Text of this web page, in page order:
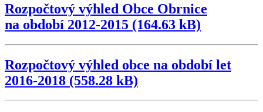
Rozpočtový výhled Obce Obrnice
na období 2012-2015 (164.63 kB)
Rozpočtový výhled obce na období let
2016-2018 (558.28 kB)